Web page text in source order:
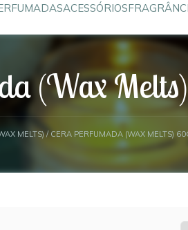
ACESSÓRIOS
(Wax
MELTS) / CERA PERFUMADA (WAX MELTS)